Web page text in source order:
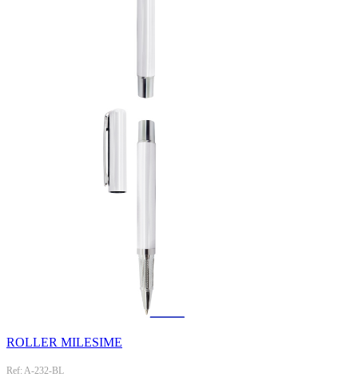
ROLLER MILESIME
Ref: A-232-BL